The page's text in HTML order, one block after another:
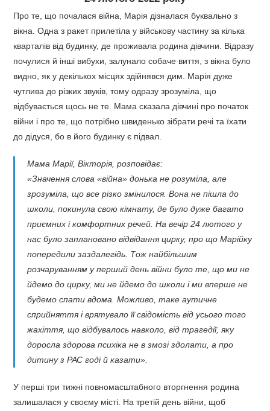
Про те, що почалася війна, Марія дізналася буквально з
вікна. Одна з ракет прилетіла у військову частину за кілька
кварталів від будинку, де проживала родина дівчини. Відразу
почулися й інші вибухи, залунало собаче виття, з вікна було
видно, як у декількох місцях здійнявся дим. Марія дуже
чутлива до різких звуків, тому одразу зрозуміла, що
відбувається щось не те. Мама сказала дівчині про початок
війни і про те, що потрібно швиденько зібрати речі та їхати
до дідуся, бо в його будинку є підвал.
Мама Марії, Вікторія, розповідає:
«Значення слова «війна» донька не розуміла, але
зрозуміла, що все різко змінилося. Вона не пішла до
школи, покинула свою кімнату, де було дуже багато
приємних і комфортних речей. На вечір 24 лютого у
нас було заплановано відвідання цирку, про що Марійку
попередили заздалегідь. Тож найбільшим
розчаруванням у перший день війни було те, що ми не
йдемо до цирку, ми не йдемо до школи і ми вперше не
будемо спати вдома. Можливо, таке аутичне
сприйняття і врятувало її свідомість від усього того
жахіття, що відбувалось навколо, від трагедії, яку
доросла здорова психіка не в змозі здолати, а про
дитину з РАС годі й казати».
У перші три тижні повномасштабного вторгнення родина
залишалася у своєму місті. На третій день війни, щоб